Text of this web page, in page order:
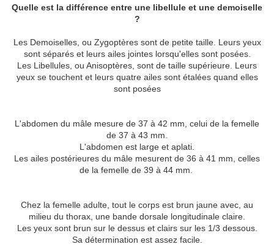
Quelle est la différence entre une libellule et une demoiselle
?
Les Demoiselles, ou Zygoptères sont de petite taille. Leurs yeux
sont séparés et leurs ailes jointes lorsqu'elles sont posées.
Les Libellules, ou Anisoptères, sont de taille supérieure. Leurs
yeux se touchent et leurs quatre ailes sont étalées quand elles
sont posées
L'abdomen du mâle mesure de 37 à 42 mm, celui de la femelle
de 37 à 43 mm.
L'abdomen est large et aplati.
Les ailes postérieures du mâle mesurent de 36 à 41 mm, celles
de la femelle de 39 à 44 mm.
Chez la femelle adulte, tout le corps est brun jaune avec, au
milieu du thorax, une bande dorsale longitudinale claire.
Les yeux sont brun sur le dessus et clairs sur les 1/3 dessous.
Sa détermination est assez facile.